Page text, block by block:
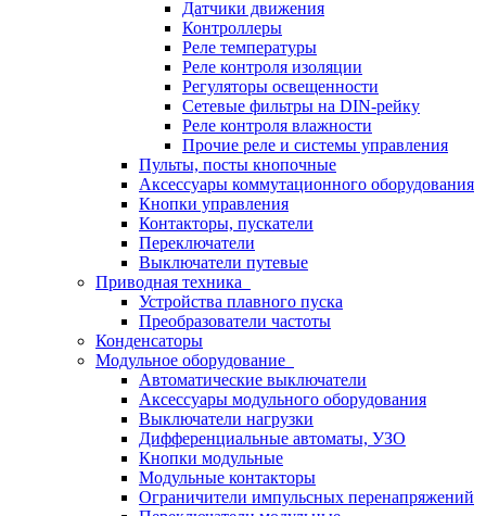
Датчики движения
Контроллеры
Реле температуры
Реле контроля изоляции
Регуляторы освещенности
Сетевые фильтры на DIN-рейку
Реле контроля влажности
Прочие реле и системы управления
Пульты, посты кнопочные
Аксессуары коммутационного оборудования
Кнопки управления
Контакторы, пускатели
Переключатели
Выключатели путевые
Приводная техника
Устройства плавного пуска
Преобразователи частоты
Конденсаторы
Модульное оборудование
Автоматические выключатели
Аксессуары модульного оборудования
Выключатели нагрузки
Дифференциальные автоматы, УЗО
Кнопки модульные
Модульные контакторы
Ограничители импульсных перенапряжений